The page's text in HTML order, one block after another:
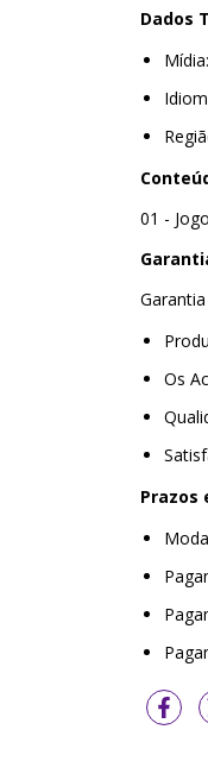
Dados
01 -
Os
Prazos